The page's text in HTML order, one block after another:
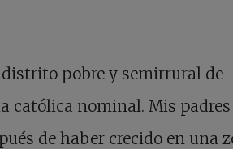
distrito pobre y semirrural de
católica nominal. Mis padres
de haber crecido en una